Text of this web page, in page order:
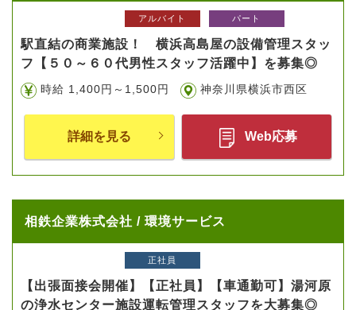
アルバイト パート
駅直結の商業施設！ 横浜高島屋の設備管理スタッ
フ【５０～６０代男性スタッフ活躍中】を募集◎
時給 1,400円～1,500円 神奈川県横浜市西区
詳細を見る Web応募
相鉄企業株式会社 / 環境サービス
正社員
【出張面接会開催】【正社員】【車通勤可】湯河原
の浄水センター施設運転管理スタッフを大募集◎